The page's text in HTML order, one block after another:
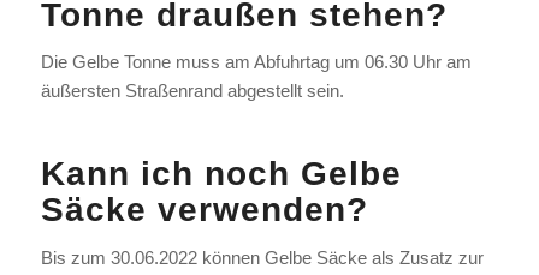
Tonne draußen stehen?
Die Gelbe Tonne muss am Abfuhrtag um 06.30 Uhr am
äußersten Straßenrand abgestellt sein.
Kann ich noch Gelbe
Säcke verwenden?
Bis zum 30.06.2022 können Gelbe Säcke als Zusatz zur